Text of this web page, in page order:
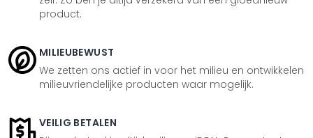
product.
MILIEUBEWUST
We zetten ons actief in voor het milieu en ontwikkelen
milieuvriendelijke producten waar mogelijk.
VEILIG BETALEN